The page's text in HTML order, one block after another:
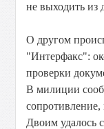
не выходить из
О другом
"Интерфакс":
проверки
В милиции
Двоим удалось